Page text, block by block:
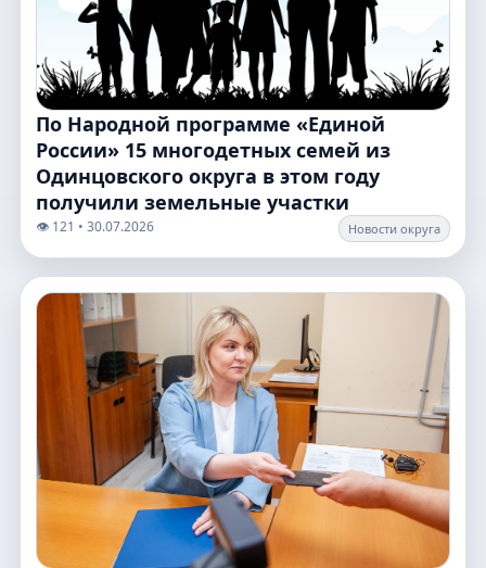
По Народной программе «Единой
России» 15 многодетных семей из
Одинцовского округа в этом году
получили земельные участки
👁️ 121 • 30.07.2026 Новости округа